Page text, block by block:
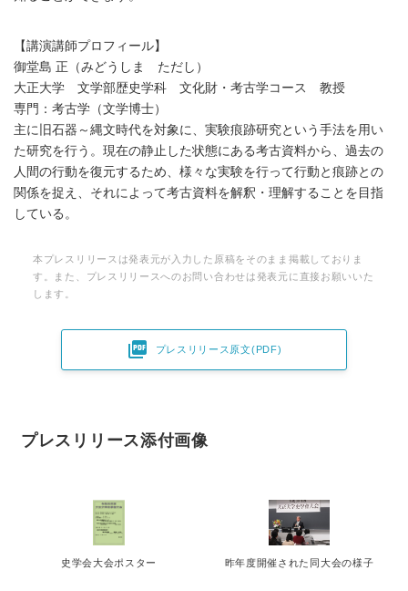
【講演講師プロフィール】
御堂島 正（みどうしま ただし）
大正大学 文学部歴史学科 文化財・考古学コース 教授
専門：考古学（文学博士）
主に旧石器～縄文時代を対象に、実験痕跡研究という手法を用い
た研究を行う。現在の静止した状態にある考古資料から、過去の
人間の行動を復元するため、様々な実験を行って行動と痕跡との
関係を捉え、それによって考古資料を解釈・理解することを目指
している。
本プレスリリースは発表元が入力した原稿をそのまま掲載しておりま
す。また、プレスリリースへのお問い合わせは発表元に直接お願いいた
します。
 プレスリリース原文(PDF)
プレスリリース添付画像
史学会大会ポスター 昨年度開催された同大会の様子